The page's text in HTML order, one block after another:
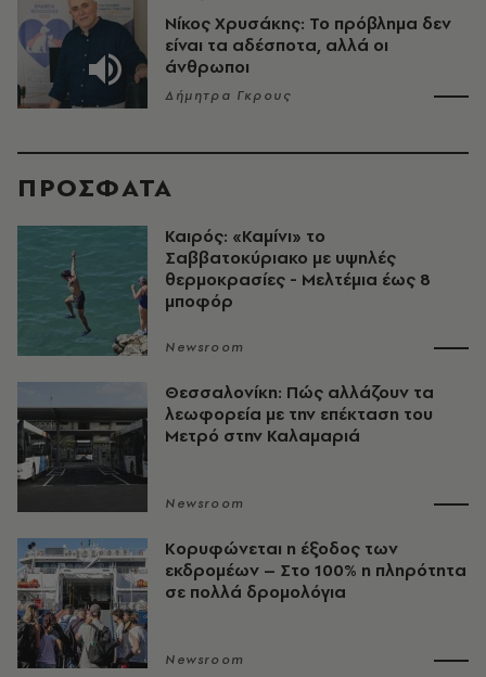
Νίκος Χρυσάκης: Το πρόβλημα δεν
είναι τα αδέσποτα, αλλά οι
άνθρωποι
Δήμητρα Γκρους
ΠΡΟΣΦΑΤΑ
Καιρός: «Καμίνι» το
Σαββατοκύριακο με υψηλές
θερμοκρασίες - Mελτέμια έως 8
μποφόρ
Newsroom
Θεσσαλονίκη: Πώς αλλάζουν τα
λεωφορεία με την επέκταση του
Μετρό στην Καλαμαριά
Newsroom
Κορυφώνεται η έξοδος των
εκδρομέων – Στο 100% η πληρότητα
σε πολλά δρομολόγια
Newsroom